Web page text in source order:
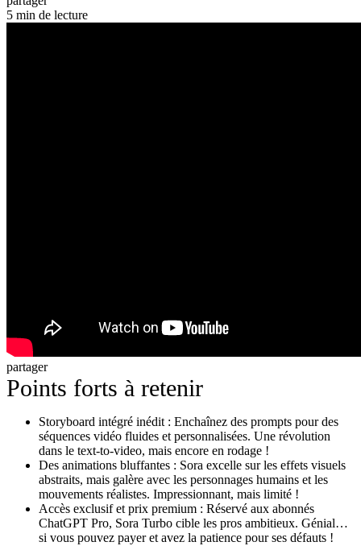
5 min de lecture
partager
Points forts à retenir
Storyboard intégré inédit : Enchaînez des prompts pour des
séquences vidéo fluides et personnalisées. Une révolution
dans le text-to-video, mais encore en rodage !
Des animations bluffantes : Sora excelle sur les effets visuels
abstraits, mais galère avec les personnages humains et les
mouvements réalistes. Impressionnant, mais limité !
Accès exclusif et prix premium : Réservé aux abonnés
ChatGPT Pro, Sora Turbo cible les pros ambitieux. Génial…
si vous pouvez payer et avez la patience pour ses défauts !